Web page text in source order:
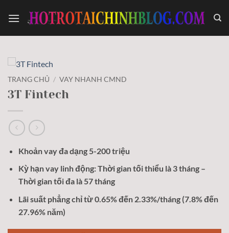
qua
TRANG CHỦ / VAY NHANH CMND
3T Fintech
Khoản vay đa dạng 5-200 triệu
Kỳ hạn vay linh động: Thời gian tối thiểu là 3 tháng –
Thời gian tối đa là 57 tháng
Lãi suất phẳng chỉ từ 0.65% đến 2.33%/tháng (7.8% đến
27.96% năm)